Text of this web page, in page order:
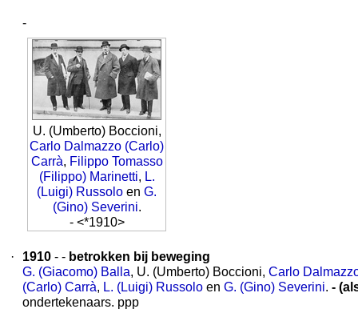
-
U. (Umberto) Boccioni,
Carlo Dalmazzo (Carlo)
Carrà, Filippo Tomasso
(Filippo) Marinetti, L.
(Luigi) Russolo en G.
(Gino) Severini.
- <*1910>
· 1910 - - betrokken bij beweging
G. (Giacomo) Balla, U. (Umberto) Boccioni, Carlo
(Carlo) Carrà, L. (Luigi) Russolo en G. (Gino) Severini. -
ondertekenaars. ppp